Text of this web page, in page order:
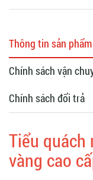
Thông tin sản phẩm
Chính sách vận
Chính sách đổi trả
Tiểu quách
vàng cao